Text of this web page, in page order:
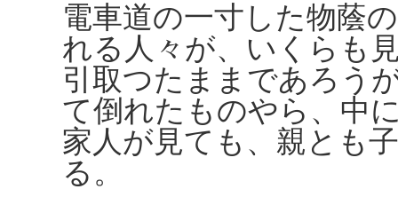
電車道の一寸した物蔭
れる人々が、いくらも
引取つたままであろう
て倒れたものやら、中
家人が見ても、親とも
る。